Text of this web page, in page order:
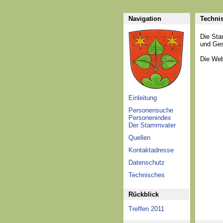
Navigation
Einleitung
Personensuche
Personenindex
Der Stammvater
Quellen
Kontaktadresse
Datenschutz
Technisches
Rückblick
Treffen 2011
Die
und
Die